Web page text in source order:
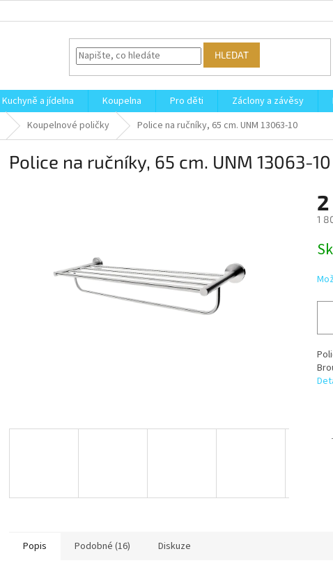
HLEDAT
Kuchyně a jídelna Koupelna Pro děti Záclony a závěsy
Koupelnové poličky Police na ručníky, 65 cm. UNM 13063-10
Police na ručníky, 65 cm. UNM 13063-10
1
Popis Podobné (16) Diskuze